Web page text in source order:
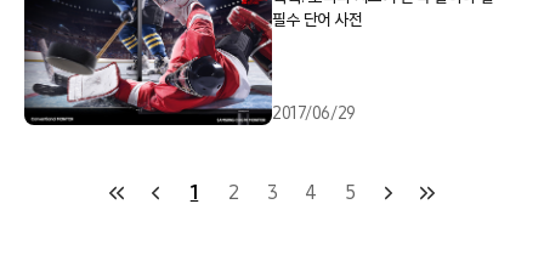
필수 단어 사전
2017/06/29
1 2 3 4 5